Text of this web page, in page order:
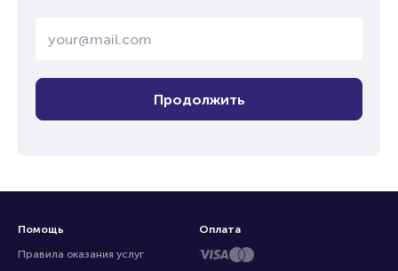
Продолжить
Помощь
Правила оказания услуг
Оплата